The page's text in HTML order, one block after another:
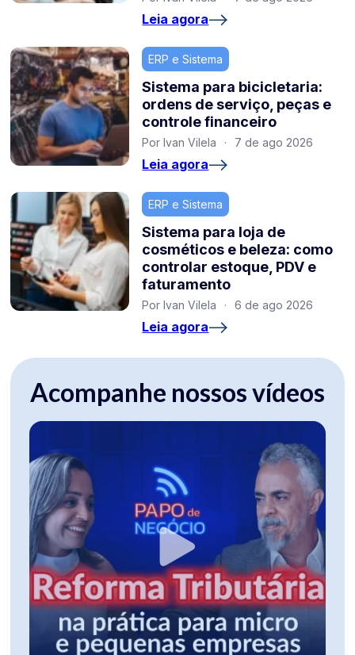
Leia agora
ERP e Sistema
Sistema para bicicletaria:
ordens de serviço, peças e
controle financeiro
Por Ivan Vilela · 7 de ago 2026
Leia agora
ERP e Sistema
Sistema para loja de
cosméticos e beleza: como
controlar estoque, PDV e
faturamento
Por Ivan Vilela · 6 de ago 2026
Leia agora
Acompanhe nossos vídeos